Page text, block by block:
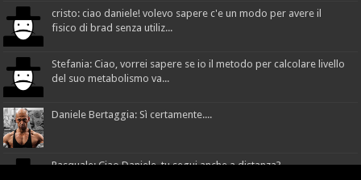
cristo: ciao daniele! volevo sapere c'e un modo per avere il
fisico di brad senza utiliz...
Stefania: Ciao, vorrei sapere se io il metodo per calcolare livello
del suo metabolismo va...
Daniele Bertaggia: Sì certamente....
Pasquale: Ciao Daniele, tu segui anche a distanza?...